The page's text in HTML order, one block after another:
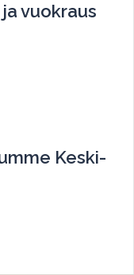
vuokraus
Keski-